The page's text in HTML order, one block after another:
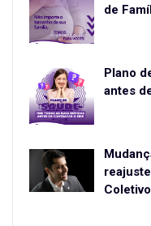
de
Plano
antes